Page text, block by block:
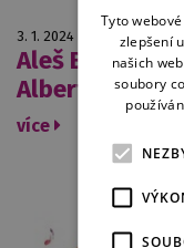
3. 1. 2024
Aleš Briscein
Alberta
více
Tyto
zlepšení
našich
soubory